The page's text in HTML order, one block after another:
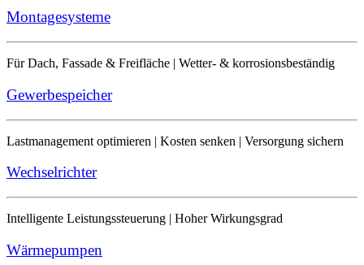
Montagesysteme
Für Dach, Fassade & Freifläche | Wetter- & korrosionsbeständig
Gewerbespeicher
Lastmanagement optimieren | Kosten senken | Versorgung sichern
Wechselrichter
Intelligente Leistungssteuerung | Hoher Wirkungsgrad
Wärmepumpen